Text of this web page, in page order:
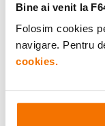
Bine ai venit la
Folosim cookies
navigare. Pentru
cookies.